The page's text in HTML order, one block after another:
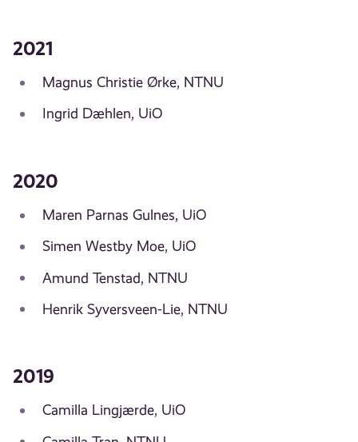
2021
Magnus Christie Ørke, NTNU
Ingrid Dæhlen, UiO
2020
Maren Parnas Gulnes, UiO
Simen Westby Moe, UiO
Amund Tenstad, NTNU
Henrik Syversveen-Lie, NTNU
2019
Camilla Lingjærde, UiO